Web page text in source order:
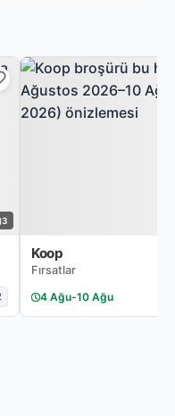
3
Koop
Fırsatlar
4 Ağu-10 Ağu